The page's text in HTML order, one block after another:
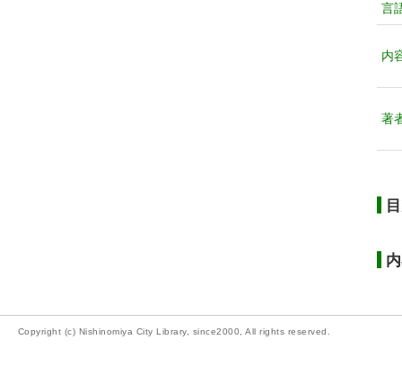
言
内
著
Copyright (c) Nishinomiya City Library, since2000, All rights reserved.